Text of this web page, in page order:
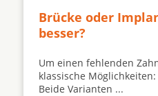
Brücke oder
besser?
Um einen fehlenden
klassische
Beide Varianten ...